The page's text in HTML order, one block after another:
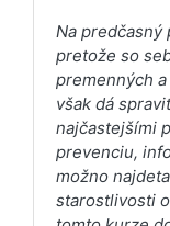
Na predčasný
pretože so
premenných
však dá
najčastejšími
prevenciu,
možno
starostlivosti